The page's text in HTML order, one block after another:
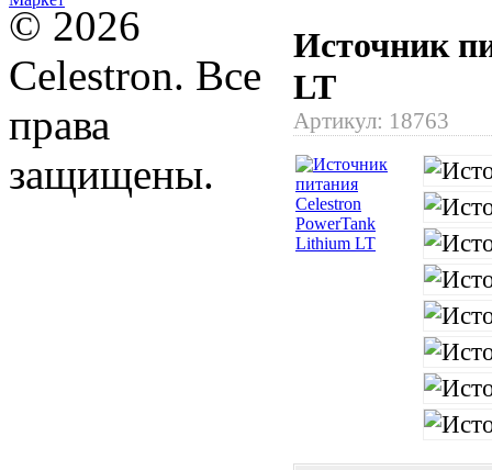
Источник
LT
Артикул: 18763
© 2026
Celestron. Все
права
защищены.